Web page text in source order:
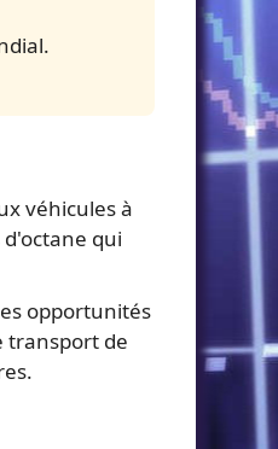
véhicules à
qui
opportunités
transport de